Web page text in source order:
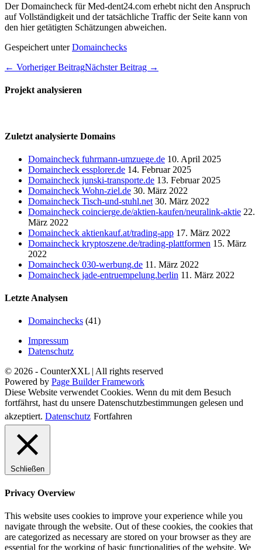
Der Domaincheck für Med-dent24.com erhebt nicht den Anspruch
auf Vollständigkeit und der tatsächliche Traffic der Seite kann von
den hier getätigten Schätzungen abweichen.
Gespeichert unter Domainchecks
Beitragsnavigation
← Vorheriger BeitragNächster Beitrag →
Projekt analysieren
Zuletzt analysierte Domains
Domaincheck fuhrmann-umzuege.de 10. April 2025
Domaincheck essplorer.de 14. Februar 2025
Domaincheck junski-transporte.de 13. Februar 2025
Domaincheck Wohn-ziel.de 30. März 2022
Domaincheck Tisch-und-stuhl.net 30. März 2022
Domaincheck coincierge.de/aktien-kaufen/neuralink-aktie 22.
März 2022
Domaincheck aktienkauf.at/trading-app 17. März 2022
Domaincheck kryptoszene.de/trading-plattformen 15. März
2022
Domaincheck 030-werbung.de 11. März 2022
Domaincheck jade-entruempelung.berlin 11. März 2022
Letzte Analysen
Domainchecks (41)
Impressum
Datenschutz
© 2026 - CounterXXL | All rights reserved
Powered by Page Builder Framework
Diese Website verwendet Cookies. Wenn du mit dem Besuch
fortfährst, hast du unsere Datenschutzbestimmungen gelesen und
akzeptiert. Datenschutz Fortfahren
Schließen
Privacy Overview
This website uses cookies to improve your experience while you
navigate through the website. Out of these cookies, the cookies that
are categorized as necessary are stored on your browser as they are
essential for the working of basic functionalities of the website. We